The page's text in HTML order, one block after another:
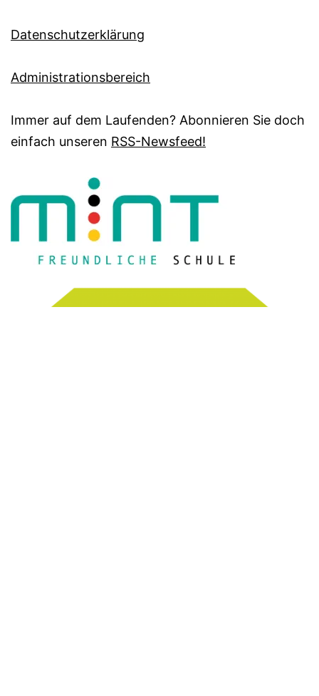
Datenschutzerklärung
Administrationsbereich
Immer auf dem Laufenden? Abonnieren Sie doch
einfach unseren RSS-Newsfeed!